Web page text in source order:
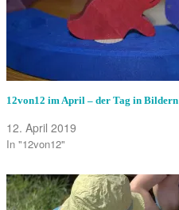
12von12 im April – der Tag in Bildern
12. April 2019
In "12von12"